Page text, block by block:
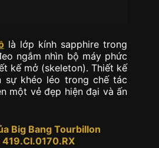
là lớp kính sapphire trong
ngắm nhìn bộ máy phức
kế mở (skeleton). Thiết kế
sự khéo léo trong chế tác
một vẻ đẹp hiện đại và ấn
Big Bang Tourbillon